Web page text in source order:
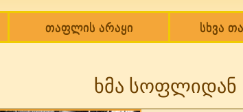
თაფლის არაყი სხვა
ხმა სოფლიდან